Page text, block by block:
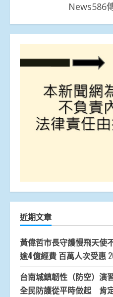
News586
近期文章
黃偉哲市長守護慢飛天使
逾4億經費 百萬人次受惠
台南城鎮韌性（防空）演
全民防護從平時做起 肯